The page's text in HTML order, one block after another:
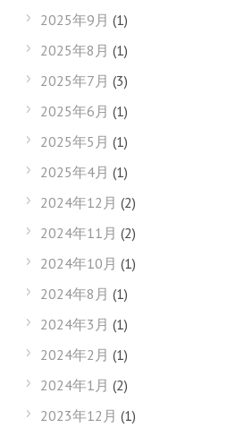
2025年9月 (1)
2025年8月 (1)
2025年7月 (3)
2025年6月 (1)
2025年5月 (1)
2025年4月 (1)
2024年12月 (2)
2024年11月 (2)
2024年10月 (1)
2024年8月 (1)
2024年3月 (1)
2024年2月 (1)
2024年1月 (2)
2023年12月 (1)